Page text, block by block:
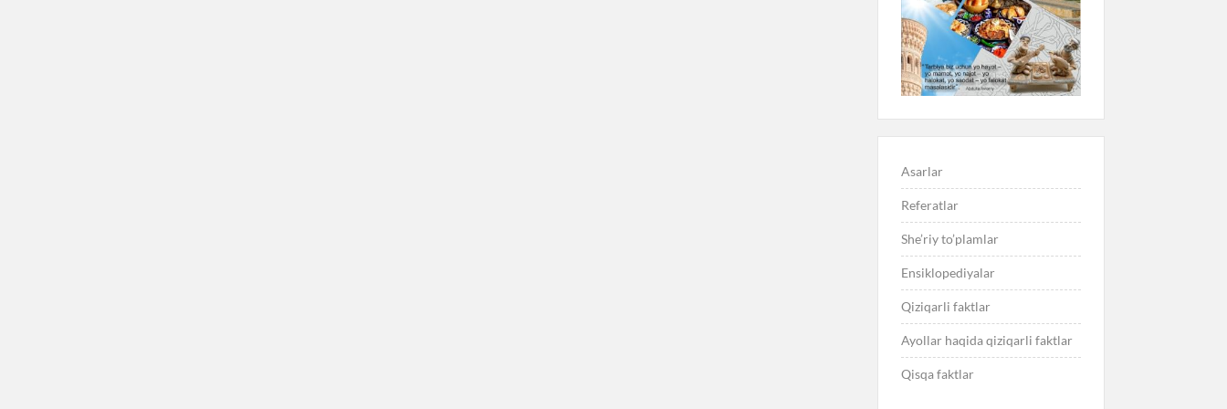
Asarlar
Referatlar
She’riy to’plamlar
Ensiklopediyalar
Qiziqarli faktlar
Ayollar haqida qiziqarli faktlar
Qisqa faktlar